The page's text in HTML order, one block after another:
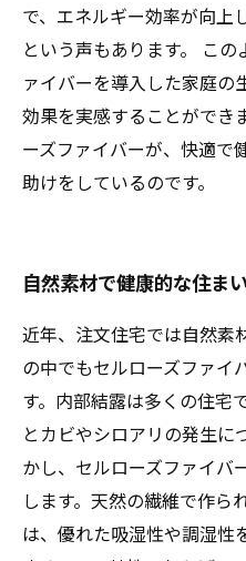
で、エネルギー効率が向上
という声もあります。 こ
ァイバーを導入した家庭の
効果を実感することができ
ーズファイバーが、快適で
助けをしているのです。
自然素材で健康的な住ま
近年、注文住宅では自然素
の中でもセルローズファイ
す。内部結露は多くの住宅
とカビやシロアリの発生に
かし、セルローズファイバ
します。天然の繊維で作ら
は、優れた吸湿性や調湿性